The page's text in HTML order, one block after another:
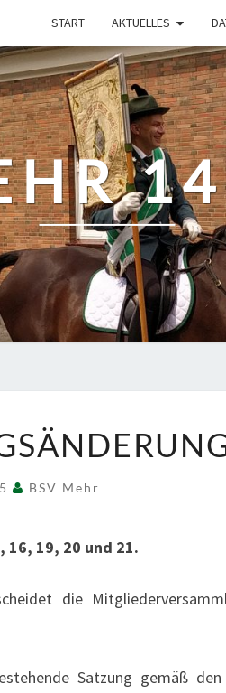
START AKTUELLES
BSV Mehr
16, 19, 20 und 21.
die
Satzung gemäß